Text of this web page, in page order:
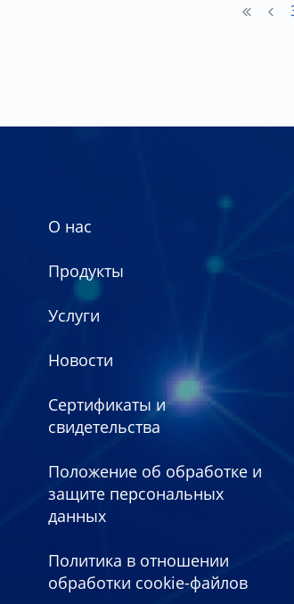
О нас
Продукты
Услуги
Новости
Сертификаты и
свидетельства
Положение об обработке и
защите персональных
данных
Политика в отношении
обработки cookie-файлов